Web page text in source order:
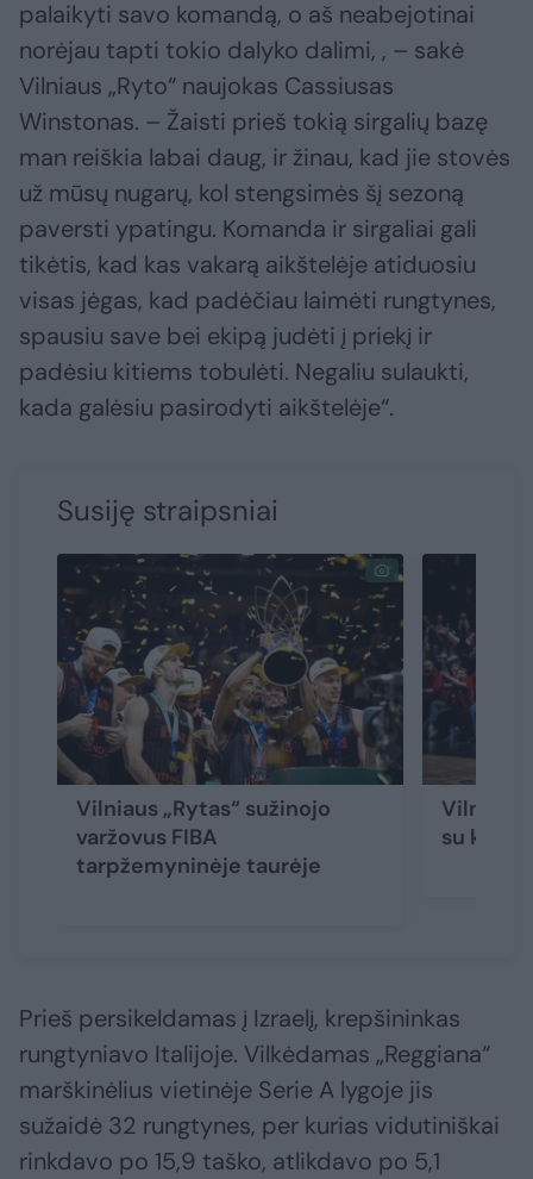
palaikyti savo komandą, o aš neabejotinai
norėjau tapti tokio dalyko dalimi, , – sakė
Vilniaus „Ryto“ naujokas Cassiusas
Winstonas. – Žaisti prieš tokią sirgalių bazę
man reiškia labai daug, ir žinau, kad jie stovės
už mūsų nugarų, kol stengsimės šį sezoną
paversti ypatingu. Komanda ir sirgaliai gali
tikėtis, kad kas vakarą aikštelėje atiduosiu
visas jėgas, kad padėčiau laimėti rungtynes,
spausiu save bei ekipą judėti į priekį ir
padėsiu kitiems tobulėti. Negaliu sulaukti,
kada galėsiu pasirodyti aikštelėje“.
Susiję straipsniai
Vilniaus „Rytas“ sužinojo
varžovus FIBA
tarpžemyninėje taurėje
Vilniaus
su
Prieš persikeldamas į Izraelį, krepšininkas
rungtyniavo Italijoje. Vilkėdamas „Reggiana“
marškinėlius vietinėje Serie A lygoje jis
sužaidė 32 rungtynes, per kurias vidutiniškai
rinkdavo po 15,9 taško, atlikdavo po 5,1